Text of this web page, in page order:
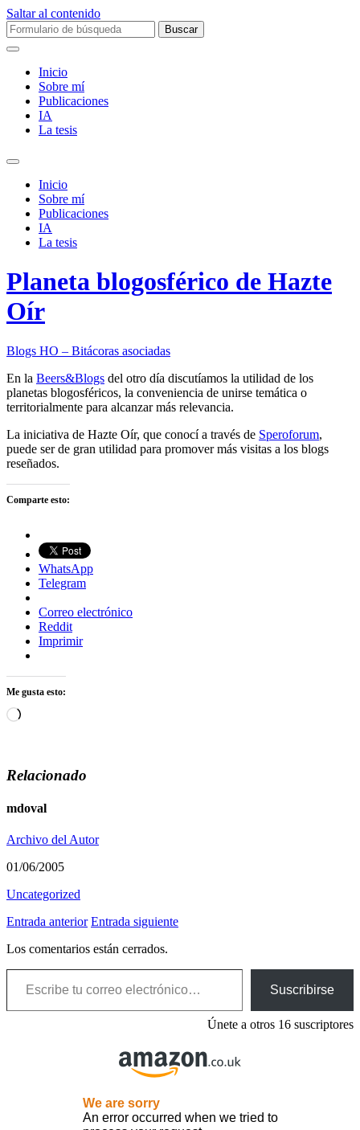
Saltar al contenido
Buscar:
Inicio
Sobre mí­
Publicaciones
IA
La tesis
Alternar
campo
búsqueda
Inicio
Sobre mí­
Publicaciones
IA
La tesis
Planeta blogosférico de Hazte
Oír
Blogs HO – Bitácoras asociadas
En la Beers&Blogs del otro día discutíamos la utilidad de los
planetas blogosféricos, la conveniencia de unirse temática o
territorialmente para alcanzar más relevancia.
La iniciativa de Hazte Oír, que conocí a través de Speroforum,
puede ser de gran utilidad para promover más visitas a los blogs
reseñados.
Comparte esto:
WhatsApp
Telegram
Correo electrónico
Reddit
Imprimir
Me gusta esto:
Cargando...
Relacionado
mdoval
Archivo del Autor
01/06/2005
Uncategorized
Entrada anterior Entrada siguiente
Los comentarios están cerrados.
Escribe tu correo electrónico…
Suscribirse
Únete a otros 16 suscriptores